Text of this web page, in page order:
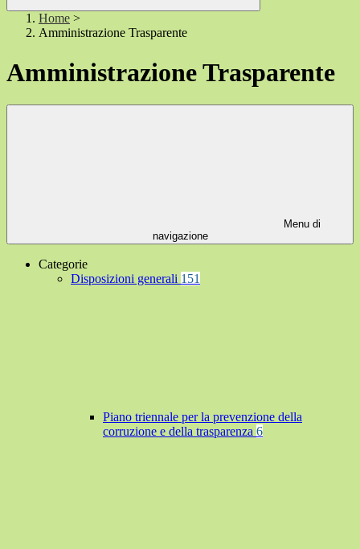
Home >
Amministrazione Trasparente
Amministrazione Trasparente
Menu di
navigazione
Categorie
Disposizioni generali 151
Piano triennale per la prevenzione della
corruzione e della trasparenza 6